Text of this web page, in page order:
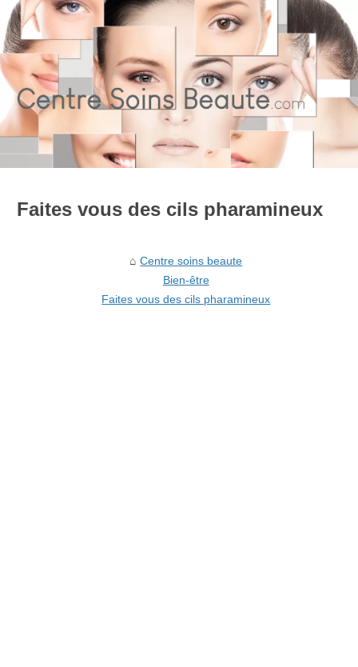
Faites vous des cils pharamineux
Centre soins beaute
Bien-être
Faites vous des cils pharamineux